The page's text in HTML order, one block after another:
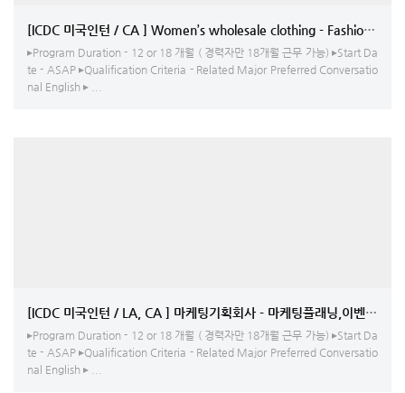
[ICDC 미국인턴 / CA ] Women’s wholesale clothing - Fashion
▸Program Duration - 12 or 18 개월 ( 경력자만 18개월 근무 가능) ▸Start Da
te - ASAP ▸Qualification Criteria - Related Major Preferred Conversatio
nal English ▸ ...
[ICDC 미국인턴 / LA, CA ] 마케팅기획회사 - 마케팅플래닝,이벤트코디
▸Program Duration - 12 or 18 개월 ( 경력자만 18개월 근무 가능) ▸Start Da
te - ASAP ▸Qualification Criteria - Related Major Preferred Conversatio
nal English ▸ ...